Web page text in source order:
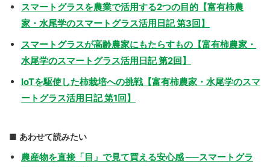
スマートグラスを農業で活用する2つの目的【富有柿農
家・水尾学のスマートグラス活用日記 第3回】
スマートグラスが高齢農家にもたらすもの【富有柿農家・
水尾学のスマートグラス活用日記 第2回】
IoTを駆使した柿栽培への挑戦【富有柿農家・水尾学のスマ
ートグラス活用日記 第1回】
あわせて読みたい
農産物を直接「目」で見て買える安心感 ──スマートグラ